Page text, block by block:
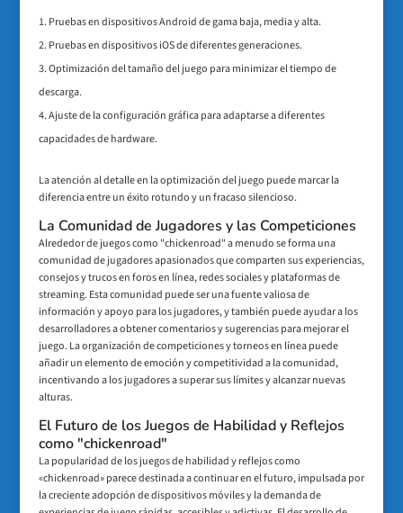
Pruebas en dispositivos Android de gama baja, media y alta.
Pruebas en dispositivos iOS de diferentes generaciones.
Optimización del tamaño del juego para minimizar el tiempo de
descarga.
Ajuste de la configuración gráfica para adaptarse a diferentes
capacidades de hardware.
La atención al detalle en la optimización del juego puede marcar la
diferencia entre un éxito rotundo y un fracaso silencioso.
La Comunidad de Jugadores y las Competiciones
Alrededor de juegos como "chickenroad" a menudo se forma una
comunidad de jugadores apasionados que comparten sus experiencias,
consejos y trucos en foros en línea, redes sociales y plataformas de
streaming. Esta comunidad puede ser una fuente valiosa de
información y apoyo para los jugadores, y también puede ayudar a los
desarrolladores a obtener comentarios y sugerencias para mejorar el
juego. La organización de competiciones y torneos en línea puede
añadir un elemento de emoción y competitividad a la comunidad,
incentivando a los jugadores a superar sus límites y alcanzar nuevas
alturas.
El Futuro de los Juegos de Habilidad y Reflejos
como "chickenroad"
La popularidad de los juegos de habilidad y reflejos como
«chickenroad» parece destinada a continuar en el futuro, impulsada por
la creciente adopción de dispositivos móviles y la demanda de